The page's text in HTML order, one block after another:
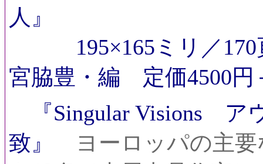
人』
195×165ミリ ／
宮脇豊・編 定価4500
『Singular Visions ア
致』
ヨーロッパの主要